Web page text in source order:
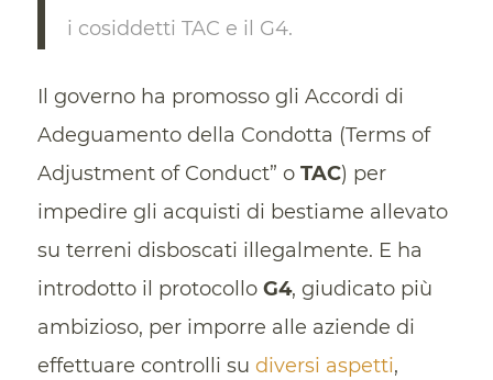
i cosiddetti TAC e il G4.
Il governo ha promosso gli Accordi di
Adeguamento della Condotta (Terms of
Adjustment of Conduct” o TAC) per
impedire gli acquisti di bestiame allevato
su terreni disboscati illegalmente. E ha
introdotto il protocollo G4, giudicato più
ambizioso, per imporre alle aziende di
effettuare controlli su diversi aspetti,